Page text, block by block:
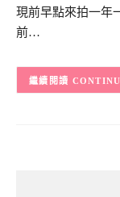
現前早點來拍一年
前…